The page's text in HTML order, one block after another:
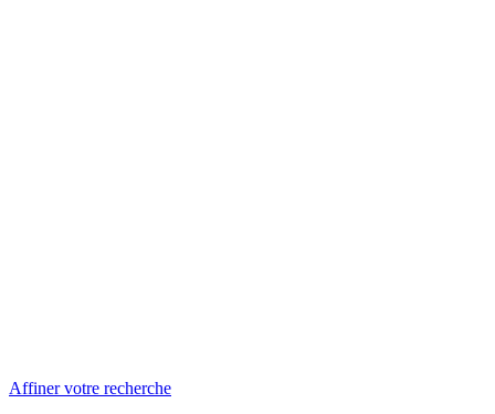
Affiner votre recherche